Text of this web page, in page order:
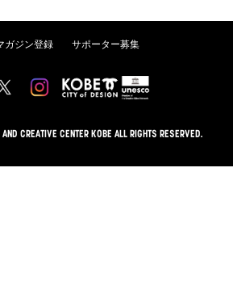
ガジン登録 サポーター募集
CREATIVE CENTER KOBE ALL RIGHTS RESERVED.